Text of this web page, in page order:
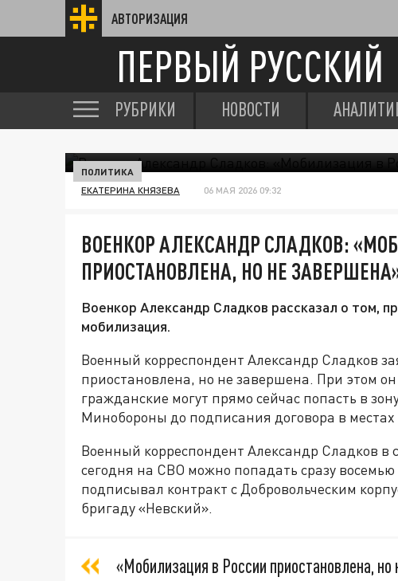
АВТОРИЗАЦИЯ
ПЕРВЫЙ РУССКИЙ
РУБРИКИ НОВОСТИ
ПОЛИТИКА
ЕКАТЕРИНА КНЯЗЕВА 06 МАЯ 2026 09:32
ВОЕНКОР АЛЕКСАНДР СЛАДКОВ:
ПРИОСТАНОВЛЕНА, НО НЕ
Военкор Александр Сладков рассказал о том,
мобилизация.
Военный корреспондент Александр Сладков
приостановлена, но не завершена. При этом
гражданские могут прямо сейчас попасть в
Минобороны до подписания договора в
Военный корреспондент Александр Сладков в
сегодня на СВО можно попадать сразу
подписывал контракт с Добровольческим
бригаду «Невский».
«Мобилизация в России приостановлена,